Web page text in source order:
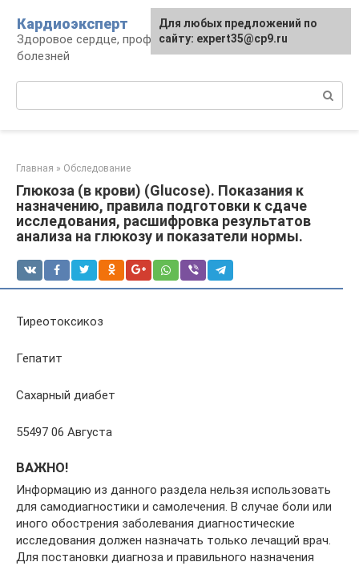
контенту
Кардиоэксперт
Здоровое сердце, профилактика и лечение
болезней
Главная » Обследование
Глюкоза (в крови) (Glucose). Показания к
назначению, правила подготовки к сдаче
исследования, расшифровка результатов
анализа на глюкозу и показатели нормы.
Тиреотоксикоз
Гепатит
Сахарный диабет
55497 06 Августа
ВАЖНО!
Информацию из данного раздела нельзя использовать
для самодиагностики и самолечения. В случае боли или
иного обострения заболевания диагностические
исследования должен назначать только лечащий врач.
Для постановки диагноза и правильного назначения
Для любых предложений по
сайту: expert35@cp9.ru